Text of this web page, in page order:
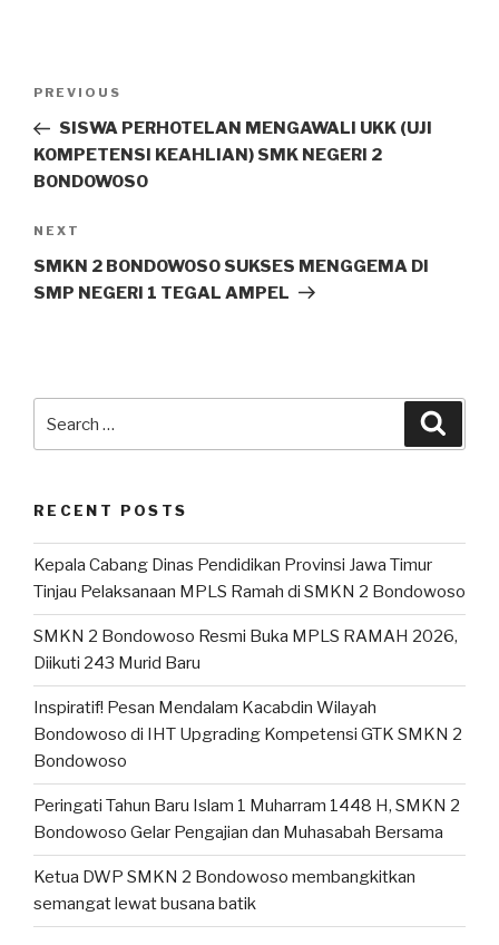
PREVIOUS
SISWA PERHOTELAN MENGAWALI UKK (UJI
KOMPETENSI KEAHLIAN) SMK NEGERI 2
BONDOWOSO
NEXT
SMKN 2 BONDOWOSO SUKSES MENGGEMA DI
SMP NEGERI 1 TEGAL AMPEL
RECENT POSTS
Kepala Cabang Dinas Pendidikan Provinsi Jawa Timur
Tinjau Pelaksanaan MPLS Ramah di SMKN 2 Bondowoso
SMKN 2 Bondowoso Resmi Buka MPLS RAMAH 2026,
Diikuti 243 Murid Baru
Inspiratif! Pesan Mendalam Kacabdin Wilayah
Bondowoso di IHT Upgrading Kompetensi GTK SMKN 2
Bondowoso
Peringati Tahun Baru Islam 1 Muharram 1448 H, SMKN 2
Bondowoso Gelar Pengajian dan Muhasabah Bersama
Ketua DWP SMKN 2 Bondowoso membangkitkan
semangat lewat busana batik